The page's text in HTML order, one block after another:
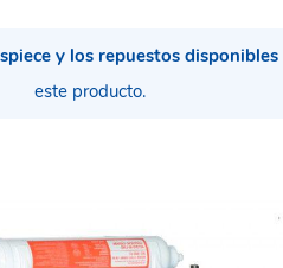
y los repuestos disponibles
este producto.